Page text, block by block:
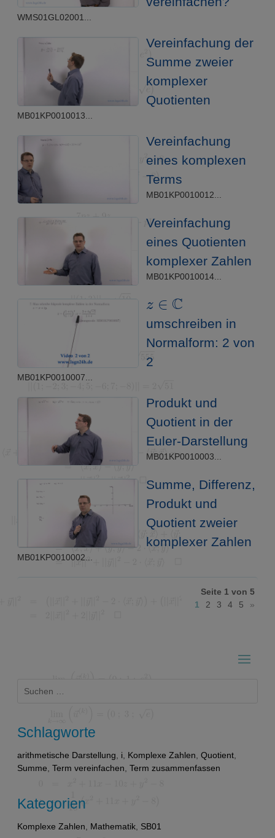
WMS01GL02001...
Vereinfachung der
Summe zweier
komplexer
Quotienten
MB01KP0010013...
Vereinfachung
eines komplexen
Terms
MB01KP0010012...
Vereinfachung
eines Quotienten
komplexer Zahlen
MB01KP0010014...
C
umschreiben in
Normalform: 2 von
2
MB01KP0010007...
Produkt und
Quotient in der
Euler-Darstellung
MB01KP0010003...
Summe, Differenz,
Produkt und
Quotient zweier
komplexer Zahlen
MB01KP0010002...
Seite 1 von 5
1
2 3 4 5 »
nach:
Schlagworte
arithmetische Darstellung, i, Komplexe Zahlen, Quotient,
Summe, Term vereinfachen, Term zusammenfassen
Kategorien
Komplexe Zahlen, Mathematik, SB01